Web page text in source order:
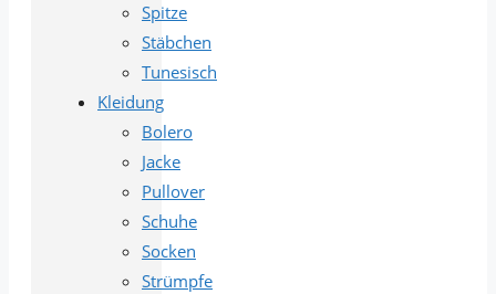
Spitze
Stäbchen
Tunesisch
Kleidung
Bolero
Jacke
Pullover
Schuhe
Socken
Strümpfe